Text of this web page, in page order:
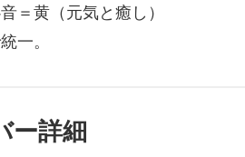
＝黄（元気と癒し）
一。
ー詳細